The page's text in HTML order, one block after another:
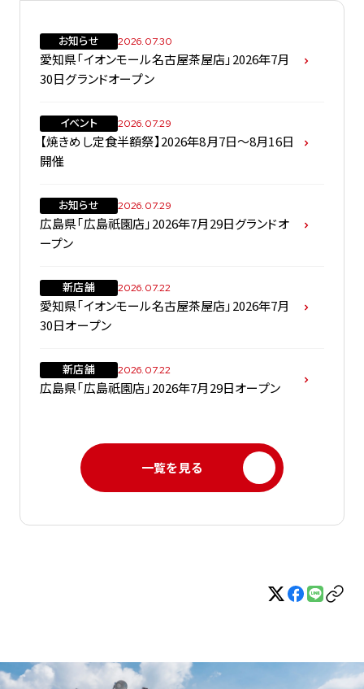
お知らせ 2026.07.30
愛知県「イオンモール名古屋茶屋店」2026年7月
30日グランドオープン
イベント 2026.07.29
【焼きめし定食半額祭】2026年8月7日～8月16日
開催
お知らせ 2026.07.29
広島県「広島祇園店」2026年7月29日グランドオ
ープン
新店舗 2026.07.22
愛知県「イオンモール名古屋茶屋店」2026年7月
30日オープン
新店舗 2026.07.22
広島県「広島祇園店」2026年7月29日オープン
一覧を見る